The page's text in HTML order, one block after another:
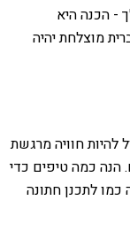
- הכנה היא
מוצלחת יהיה
להיות חוויה מרגשת
הנה כמה טיפים כדי
כמו לתכנן חתונה